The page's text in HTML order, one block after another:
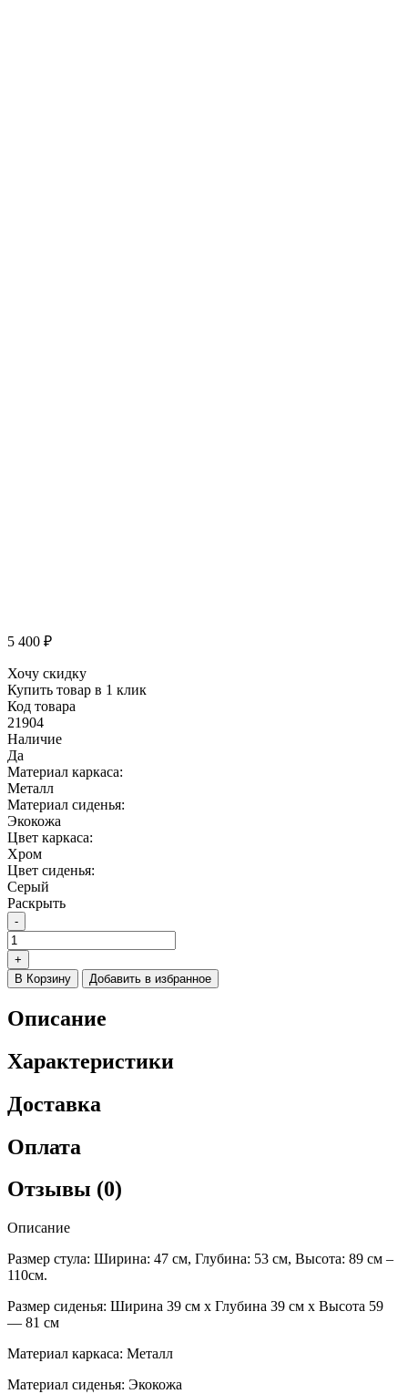
5 400 ₽
Хочу скидку
Купить товар в 1 клик
Код товара
21904
Наличие
Да
Материал каркаса:
Металл
Материал сиденья:
Экокожа
Цвет каркаса:
Хром
Цвет сиденья:
Серый
Раскрыть
-
Количество
товара
Барный
стул
серый
хром
+
В Корзину
Добавить в избранное
Описание
Характеристики
Доставка
Оплата
Отзывы (0)
Описание
Размер стула: Ширина: 47 см, Глубина: 53 см, Высота: 89 см –
110см.
Размер сиденья: Ширина 39 см x Глубина 39 см x Высота 59
— 81 см
Материал каркаса: Металл
Материал сиденья: Экокожа